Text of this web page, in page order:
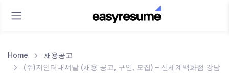
Home
채용공고
(주)지인터내셔날 (채용 공고, 구인, 모집) – 신세계백화점 강남